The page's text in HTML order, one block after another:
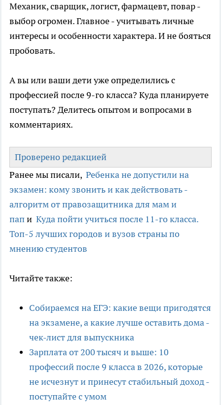
Механик, сварщик, логист, фармацевт, повар -
выбор огромен. Главное - учитывать личные
интересы и особенности характера. И не бояться
пробовать.
А вы или ваши дети уже определились с
профессией после 9-го класса? Куда планируете
поступать? Делитесь опытом и вопросами в
комментариях.
Проверено редакцией
Ранее мы писали, Ребенка не допустили на
экзамен: кому звонить и как действовать -
алгоритм от правозащитника для мам и
папи Куда пойти учиться после 11-го класса.
Топ-5 лучших городов и вузов страны по
мнению студентов
Читайте также:
Собираемся на ЕГЭ: какие вещи пригодятся
на экзамене, а какие лучше оставить дома -
чек-лист для выпускника
Зарплата от 200 тысяч и выше: 10
профессий после 9 класса в 2026, которые
не исчезнут и принесут стабильный доход -
поступайте с умом